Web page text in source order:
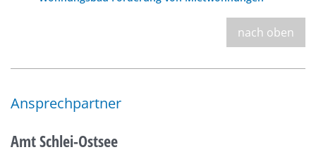
nach oben
Ansprechpartner
Amt Schlei-Ostsee